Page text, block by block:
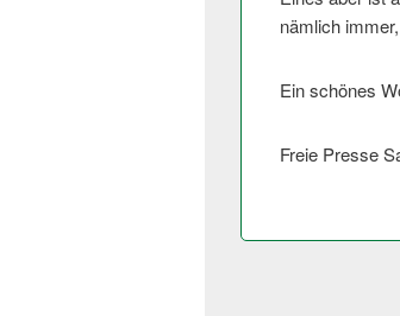
nämlich
Ein schönes
Freie Presse